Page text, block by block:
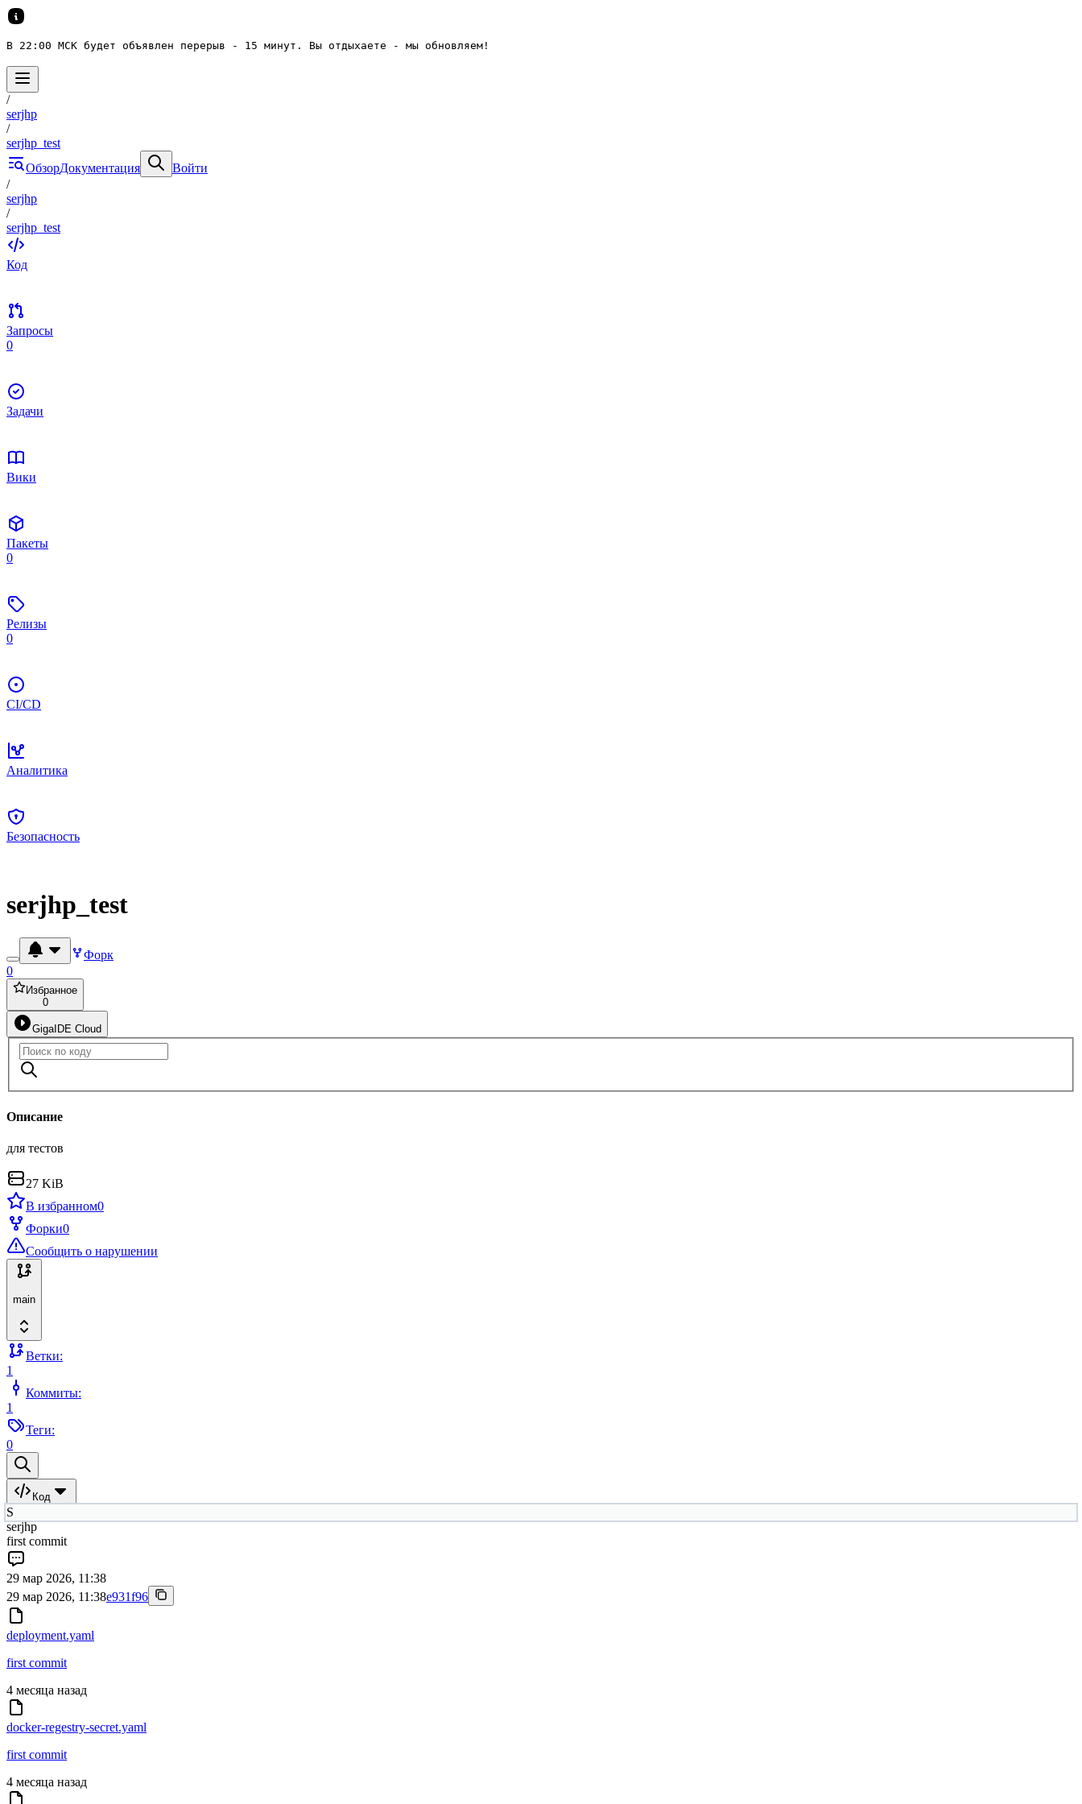
В 22:00 МСК будет объявлен перерыв - 15 минут. Вы отдыхаете - мы обновляем!
/
serjhp
/
serjhp_test
ОбзорДокументация
Войти
/
serjhp
/
serjhp_test
Код
Запросы
0
Задачи
Вики
Пакеты
0
Релизы
0
CI/CD
Аналитика
Безопасность
serjhp_test
Форк
0
Избранное
0
GigaIDE Cloud
Описание
для тестов
27 KiB
В избранном0
Форки0
Сообщить о нарушении
main
Ветки:
1
Коммиты:
1
Теги:
0
Код
S
serjhp
first commit
29 мар 2026, 11:38
29 мар 2026, 11:38e931f96
deployment.yaml
first commit
4 месяца назад
docker-regestry-secret.yaml
first commit
4 месяца назад